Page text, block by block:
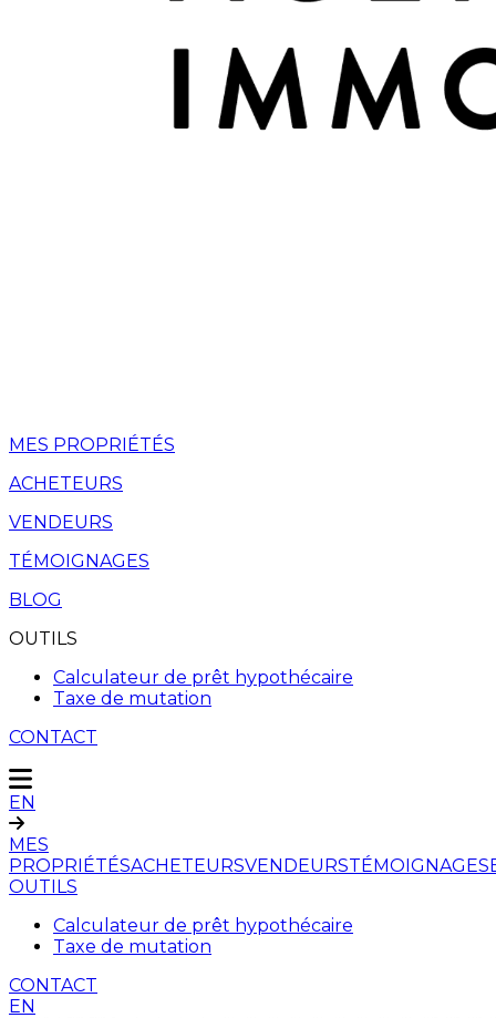
MES PROPRIÉTÉS
ACHETEURS
VENDEURS
TÉMOIGNAGES
BLOG
OUTILS
Calculateur de prêt hypothécaire
Taxe de mutation
CONTACT
EN
MES
PROPRIÉTÉSACHETEURSVENDEURSTÉMOIGNAGES
OUTILS
Calculateur de prêt hypothécaire
Taxe de mutation
CONTACT
EN